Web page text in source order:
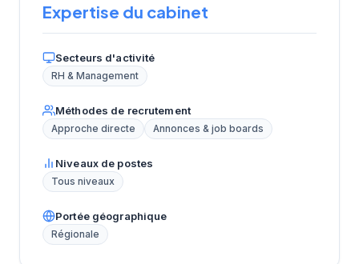
Expertise du cabinet
Secteurs d'activité
RH & Management
Méthodes de recrutement
Approche directe Annonces & job boards
Niveaux de postes
Tous niveaux
Portée géographique
Régionale